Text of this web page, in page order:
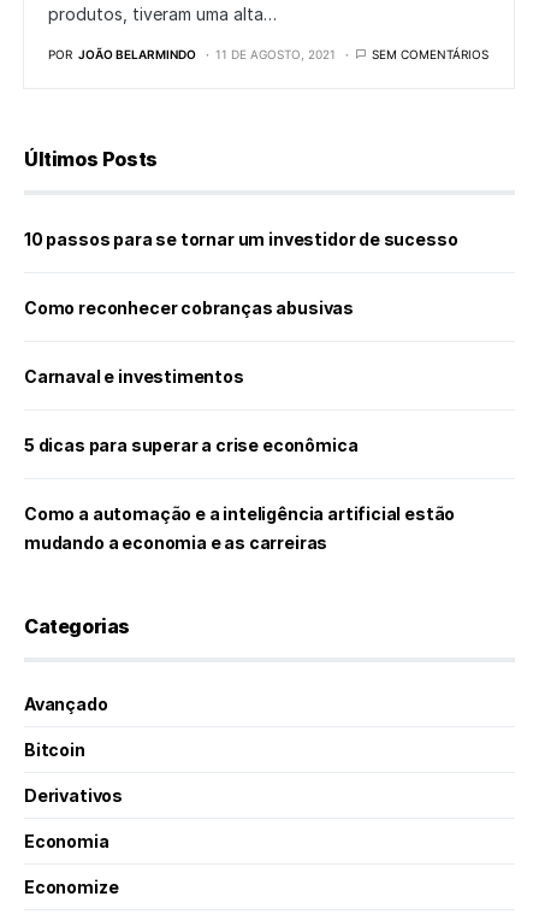
produtos, tiveram uma alta…
POR JOÃO BELARMINDO 11 DE AGOSTO, 2021 SEM COMENTÁRIOS
Últimos Posts
10 passos para se tornar um investidor de sucesso
Como reconhecer cobranças abusivas
Carnaval e investimentos
5 dicas para superar a crise econômica
Como a automação e a inteligência artificial estão
mudando a economia e as carreiras
Categorias
Avançado
Bitcoin
Derivativos
Economia
Economize